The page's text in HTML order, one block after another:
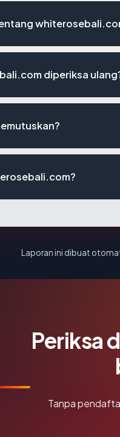
diperiksa
Laporan ini dibuat
Periksa
Tanpa